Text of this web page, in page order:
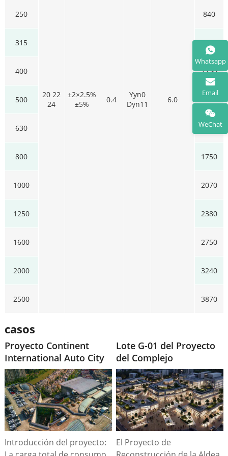
20 22
24
±2×2.5%
±5%
0.4
Yyn0
Dyn11
6.0
250 840
315 970
400 1150
500
630 1530
800 1750
1000 2070
1250 2380
1600 2750
2000 3240
2500 3870
casos
Proyecto Continent
International Auto City
Introducción del proyecto:
Lote G-01 del Proyecto
del Complejo
DaJingJiang
El Proyecto de
Whatsapp
Email
WeChat